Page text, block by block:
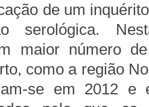
de um
serológica.
maior número
como a região
se em 2012